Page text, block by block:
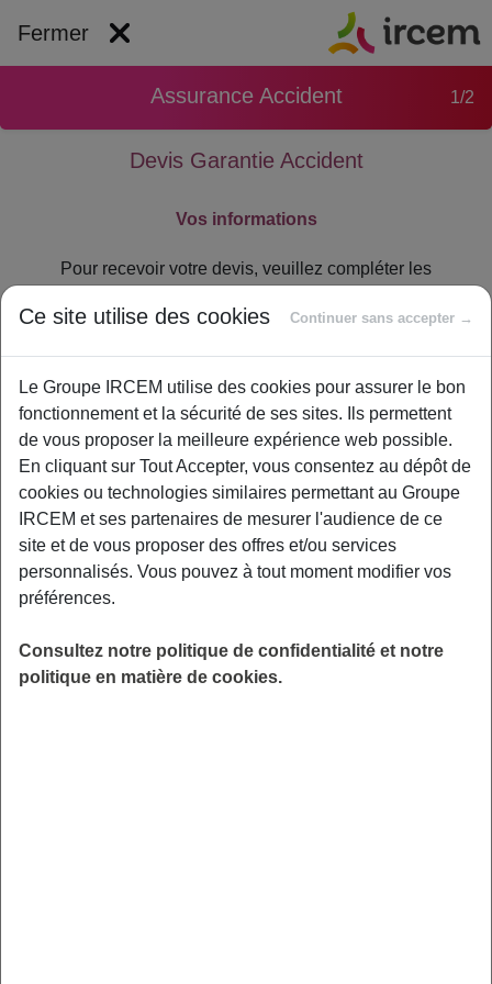
Fermer
Assurance Accident 1/2
Devis Garantie Accident
Vos informations
Pour recevoir votre devis, veuillez compléter les
Avez-vous un compte IRCEM ?
Oui, je me connecte
Personne à couvrir
Vous-même
Madame Monsieur
En plus de l’hospitalisation en cas
Ce site utilise des cookies Continuer sans accepter →
Le Groupe IRCEM utilise des cookies pour assurer le bon
fonctionnement et la sécurité de ses sites. Ils permettent
de vous proposer la meilleure expérience web possible.
En cliquant sur Tout Accepter, vous consentez au dépôt de
cookies ou technologies similaires permettant au Groupe
IRCEM et ses partenaires de mesurer l'audience de ce
site et de vous proposer des offres et/ou services
personnalisés. Vous pouvez à tout moment modifier vos
préférences.
Consultez notre politique de confidentialité et notre
politique en matière de cookies.